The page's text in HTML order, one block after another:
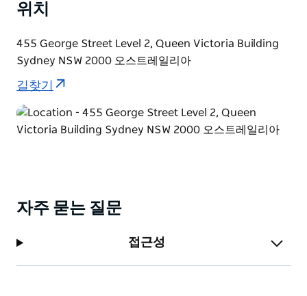
위치
455 George Street Level 2, Queen Victoria Building
Sydney NSW 2000 오스트레일리아
길찾기
자주 묻는 질문
접근성